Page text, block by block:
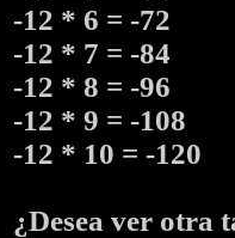
-12 * 6 = -72
-12 * 7 = -84
-12 * 8 = -96
-12 * 9 = -108
-12 * 10 = -120
¿Desea ver otra